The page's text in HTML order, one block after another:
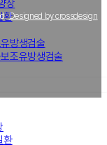
상
환
방생검술
조유방생검술
환
Designed by crossdesign